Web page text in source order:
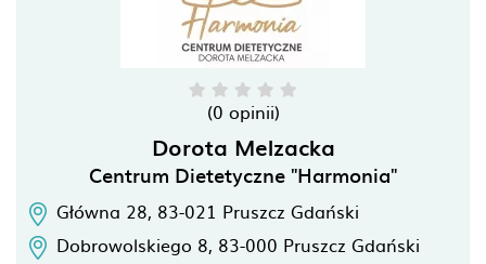
(0 opinii)
Dorota Melzacka
Centrum Dietetyczne "Harmonia"
Główna 28, 83-021 Pruszcz Gdański
Dobrowolskiego 8, 83-000 Pruszcz Gdański